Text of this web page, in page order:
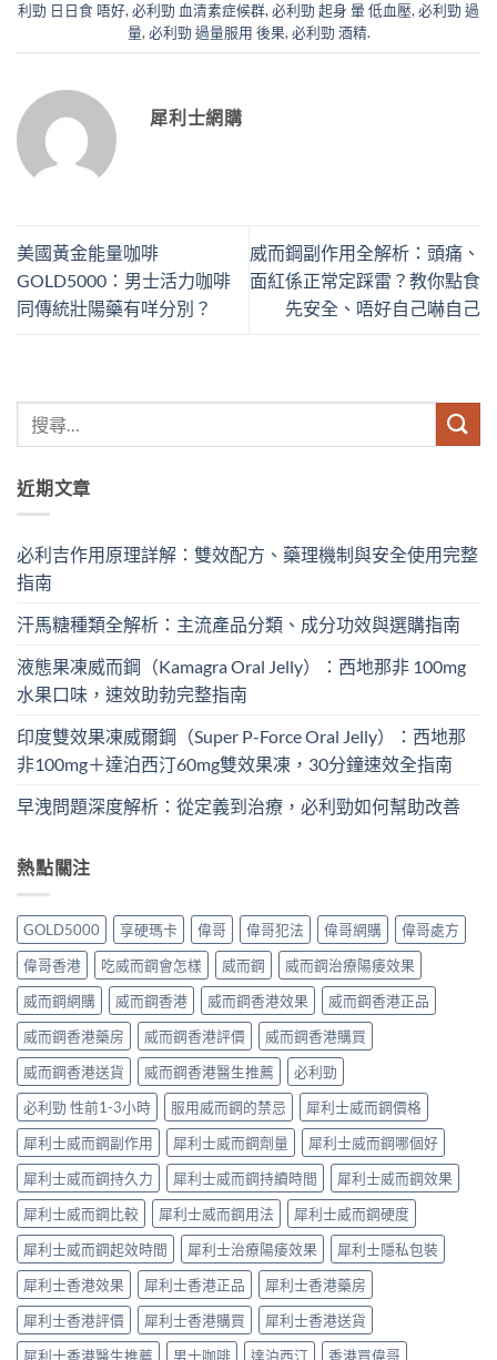
利勁 日日食 唔好,必利勁 血清素症候群,必利勁 起身 暈 低血壓,必利勁 過
量,必利勁 過量服用 後果,必利勁 酒精.
犀利士網購
美國黃金能量咖啡
GOLD5000：男士活力咖啡
同傳統壯陽藥有咩分別？
威而鋼副作用全解析：頭痛、
面紅係正常定踩雷？教你點食
先安全、唔好自己嚇自己
近期文章
必利吉作用原理詳解：雙效配方、藥理機制與安全使用完整
指南
汗馬糖種類全解析：主流產品分類、成分功效與選購指南
液態果凍威而鋼（Kamagra Oral Jelly）：西地那非 100mg​
水果口味，速效助勃完整指南
印度雙效果凍威爾鋼（Super P-Force Oral Jelly）：西地那
非100mg＋達泊西汀60mg雙效果凍，30分鐘速效全指南
早洩問題深度解析：從定義到治療，必利勁如何幫助改善
熱點關注
GOLD5000 享硬瑪卡 偉哥 偉哥犯法 偉哥網購
偉哥處方
偉哥香港
吃威而鋼會怎樣 威而鋼
威而鋼治療陽痿效果
威而鋼網購
威而鋼香港 威而鋼香港效果
威而鋼香港正品
威而鋼香港藥房
威而鋼香港評價
威而鋼香港購買
威而鋼香港送貨
威而鋼香港醫生推薦
必利勁
必利勁 性前1-3小時
服用威而鋼的禁忌
犀利士威而鋼價格
犀利士威而鋼副作用
犀利士威而鋼劑量
犀利士威而鋼哪個好
犀利士威而鋼持久力
犀利士威而鋼持續時間
犀利士威而鋼效果
犀利士威而鋼比較
犀利士威而鋼用法
犀利士威而鋼硬度
犀利士威而鋼起效時間
犀利士治療陽痿效果
犀利士隱私包裝
犀利士香港效果
犀利士香港正品
犀利士香港藥房
犀利士香港評價
犀利士香港購買
犀利士香港送貨
犀利士香港醫生推薦
男士咖啡 達泊西汀 香港買偉哥